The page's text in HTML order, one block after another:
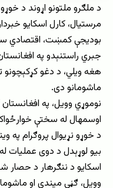
د ملګرو ملتونو اړوند د
مرستیال، کارل اسکایو
بودیجې کمښت، اقتصادي
جبري راستنېدو په
هغه ویلي، د دغو کړکېچونو
ماشومانو دی.
اوسمهال له سختې
د خوړو نړیوال پروګرام په
بیو لوړېدل د دوی
اسکایو د ننګرهار د حصار
وویل، ګڼې میندې او